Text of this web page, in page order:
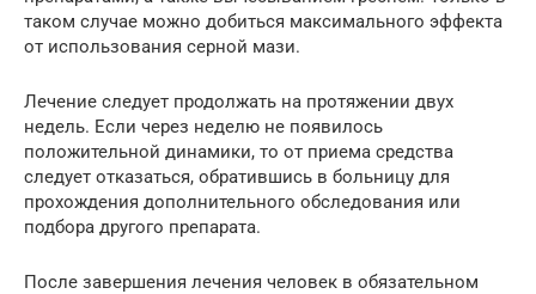
таком случае можно добиться максимального эффекта
от использования серной мази.
Лечение следует продолжать на протяжении двух
недель. Если через неделю не появилось
положительной динамики, то от приема средства
следует отказаться, обратившись в больницу для
прохождения дополнительного обследования или
подбора другого препарата.
После завершения лечения человек в обязательном